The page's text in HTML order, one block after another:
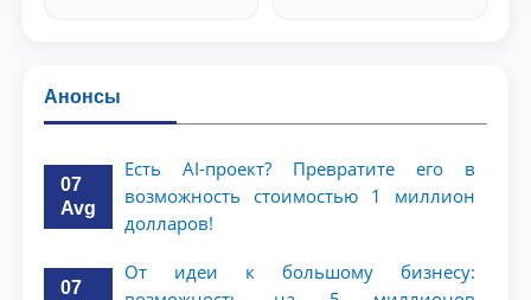
Анонсы
07
Avg
Есть AI-проект? Превратите его в
возможность стоимостью 1 миллион
долларов!
07
От идеи к большому бизнесу: